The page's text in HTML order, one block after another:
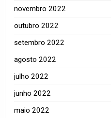
novembro 2022
outubro 2022
setembro 2022
agosto 2022
julho 2022
junho 2022
maio 2022